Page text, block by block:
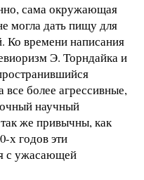
сама окружающая
могла дать пищу для
Ко времени написания
Э. Торндайка и
все более агрессивные,
научный
же привычны, как
х годов эти
с ужасающей